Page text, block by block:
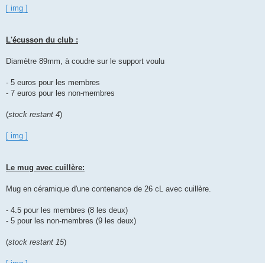
[ img ]
L'écusson du club :
Diamètre 89mm, à coudre sur le support voulu
- 5 euros pour les membres
- 7 euros pour les non-membres
(stock restant 4)
[ img ]
Le mug avec cuillère:
Mug en céramique d'une contenance de 26 cL avec cuillère.
- 4.5 pour les membres (8 les deux)
- 5 pour les non-membres (9 les deux)
(stock restant 15)